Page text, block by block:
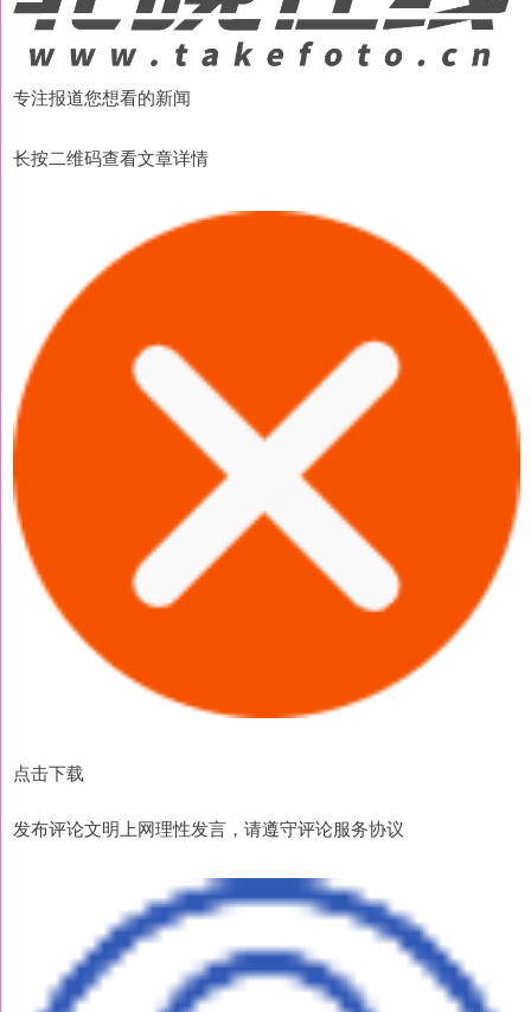
专注报道您想看的新闻
长按二维码查看文章详情
点击下载
发布评论文明上网理性发言，请遵守评论服务协议